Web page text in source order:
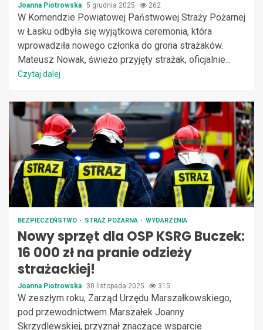
Joanna Piotrowska 5 grudnia 2025 262
W Komendzie Powiatowej Państwowej Straży Pożarnej
w Łasku odbyła się wyjątkowa ceremonia, która
wprowadziła nowego członka do grona strażaków.
Mateusz Nowak, świeżo przyjęty strażak, oficjalnie...
Czytaj dalej
BEZPIECZEŃSTWO STRAŻ POŻARNA WYDARZENIA
Nowy sprzęt dla OSP KSRG Buczek:
16 000 zł na pranie odzieży
strażackiej!
Joanna Piotrowska 30 listopada 2025 315
W zeszłym roku, Zarząd Urzędu Marszałkowskiego,
pod przewodnictwem Marszałek Joanny
Skrzydlewskiej, przyznał znaczące wsparcie